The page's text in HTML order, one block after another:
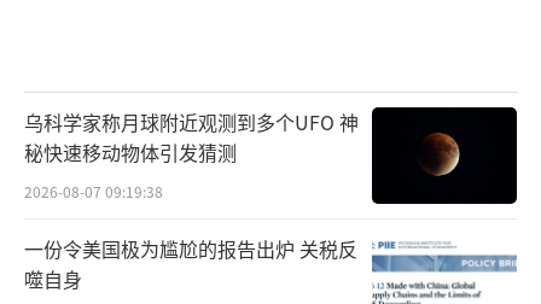
乌科学家称月球附近观测到多个UFO 神
秘快速移动物体引发猜测
2026-08-07 09:19:38
一份令美国极为尴尬的报告出炉 关税反
噬自身